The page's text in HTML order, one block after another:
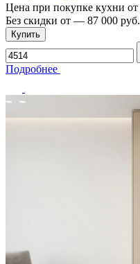
Цена при покупке кухни от
Без скидки от — 87 000 руб.
Купить
Подробнее